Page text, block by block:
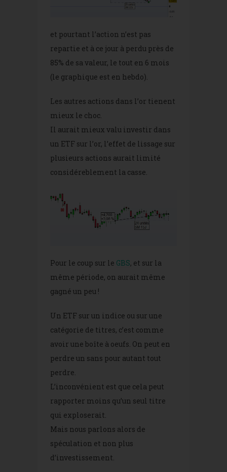
et pourtant l’action n’est pas
repartie et à ce jour à perdu près de
85% de sa valeur, le tout en 6 mois
(le graphique est en hebdo).
Les autres actions dans l’or tienent
mieux le choc.
Il aurait mieux valu investir dans
un ETF sur l’or, l’effet de lissage sur
plusieurs actions aurait limité
considéreblement la casse.
Pour le coup sur le GBS, et sur la
même période, on aurait même
gagné un peu !
Un ETF sur un indice ou sur une
catégorie de titres, c’est comme
avoir une boîte à oeufs. On peut en
perdre un sans pour autant tout
perdre.
L’inconvénient est que cela peut
rapporter moins qu’un seul titre
qui exploserait.
Mais nous parlons alors de
spéculation et non plus
d’investissement.